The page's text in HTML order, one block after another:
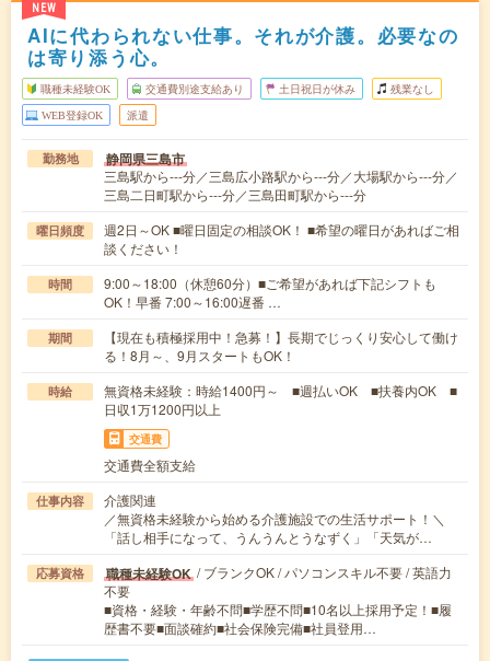
NEW
AIに代わられない仕事。それが介護。必要なの
は寄り添う心。
職種未経験OK 交通費別途支給あり 土日祝日が休み 残業なし
WEB登録OK 派遣
勤務地 静岡県三島市
三島駅から---分／三島広小路駅から---分／大場駅から---分／
三島二日町駅から---分／三島田町駅から---分
曜日頻度
週2日～OK ■曜日固定の相談OK！ ■希望の曜日があればご相
談ください！
時間
9:00～18:00（休憩60分）■ご希望があれば下記シフトも
OK！早番 7:00～16:00遅番 …
期間
【現在も積極採用中！急募！】長期でじっくり安心して働け
る！8月～、9月スタートもOK！
時給
無資格未経験：時給1400円～ ■週払いOK ■扶養内OK ■
日収1万1200円以上
交通費
交通費全額支給
仕事内容
介護関連
／無資格未経験から始める介護施設での生活サポート！＼
「話し相手になって、うんうんとうなずく」「天気が…
応募資格 職種未経験OK / ブランクOK / パソコンスキル不要 / 英語力
不要
■資格・経験・年齢不問■学歴不問■10名以上採用予定！■履
歴書不要■面談確約■社会保険完備■社員登用…